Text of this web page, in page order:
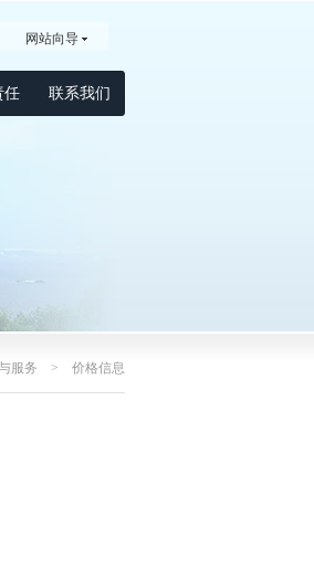
任 联系我们
网站向导
服务 > 价格信息